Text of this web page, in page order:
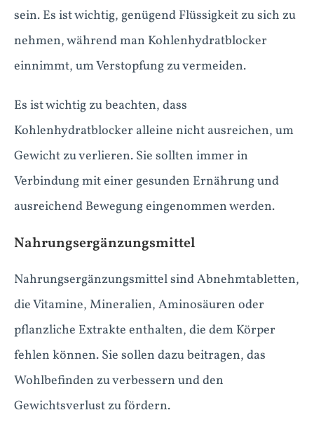
sein. Es ist wichtig, genügend Flüssigkeit zu sich zu
nehmen, während man Kohlenhydratblocker
einnimmt, um Verstopfung zu vermeiden.
Es ist wichtig zu beachten, dass
Kohlenhydratblocker alleine nicht ausreichen, um
Gewicht zu verlieren. Sie sollten immer in
Verbindung mit einer gesunden Ernährung und
ausreichend Bewegung eingenommen werden.
Nahrungsergänzungsmittel
Nahrungsergänzungsmittel sind Abnehmtabletten,
die Vitamine, Mineralien, Aminosäuren oder
pflanzliche Extrakte enthalten, die dem Körper
fehlen können. Sie sollen dazu beitragen, das
Wohlbefinden zu verbessern und den
Gewichtsverlust zu fördern.